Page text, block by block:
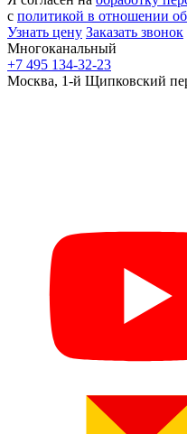
с политикой в отношении
Узнать цену Заказать звонок
Многоканальный
+7 495 134-32-23
Москва, 1-й Щипковский